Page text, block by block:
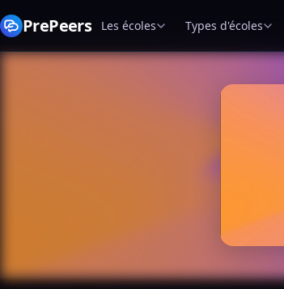
PrePeers Les écoles Types d'écoles